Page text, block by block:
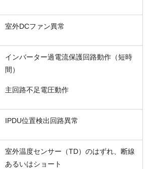
室外DCファン異常
インバーター過電流保護回路動作（短時
間）
主回路不足電圧動作
IPDU位置検出回路異常
室外温度センサー（TD）のはずれ、断線
あるいはショート
容
い)